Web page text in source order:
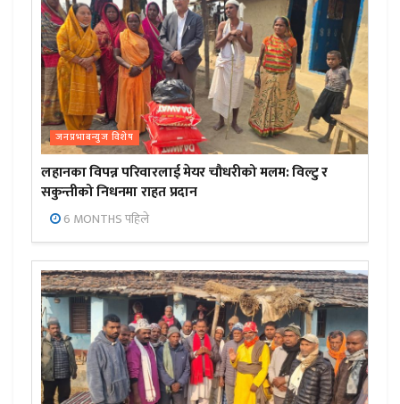
जनप्रभाबन्युज विशेष
लहानका विपन्न परिवारलाई मेयर चौधरीको मलम: विल्टु र
सकुन्तीको निधनमा राहत प्रदान
6 MONTHS पहिले